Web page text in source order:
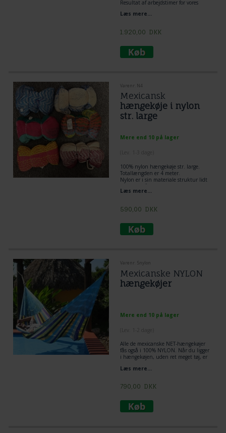
Resultat af arbejdstimer for vores
Smukke robuste håndlavede kvaster
Unikt Cielo hængekøje design.
Udover at være behagelig, bliver det
hænger det, og stjæler alles blikke.
Læs mere...
1.920,00 DKK
Varenr. N4
Mexicansk
hængekøje i nylon
str. large
Mere end 10 på lager
100% nylon hængekøje str. large.
Totallængden er 4 meter.
Nylon er i sin materiale struktur lidt
faster og hårde at ligge i en hvis det
havde været en bomuldshængekøje
Læs mere...
590,00 DKK
Varenr. 5nylon
Mexicanske NYLON
hængekøjer
Mere end 10 på lager
Alle de mexicanske NET-hængekøjer
fås også i 100% NYLON. Når du ligger
i hængekøjen, uden ret meget tøj, er
bomuldshængekøje. Til gengæld er
modstandsdygtig over for vand.
Læs mere...
790,00 DKK